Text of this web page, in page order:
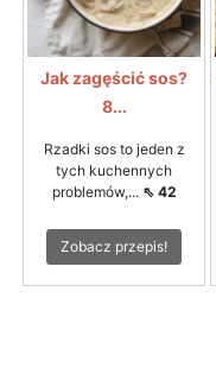
Jak zagęścić sos?
8...
Rzadki sos to jeden z
tych kuchennych
problemów,... ⇖ 42
Zobacz przepis!